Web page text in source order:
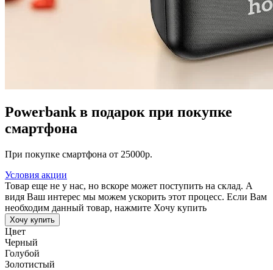
Powerbank в подарок при покупке
смартфона
При покупке смартфона от 25000р.
Условия акции
Товар еще не у нас, но вскоре может поступить на склад. А
видя Ваш интерес мы можем ускорить этот процесс. Если Вам
необходим данный товар, нажмите Хочу купить
Хочу купить
Цвет
Черный
Голубой
Золотистый